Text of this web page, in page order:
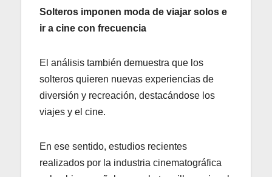
Solteros imponen moda de viajar solos e
ir a cine con frecuencia
El análisis también demuestra que los
solteros quieren nuevas experiencias de
diversión y recreación, destacándose los
viajes y el cine.
En ese sentido, estudios recientes
realizados por la industria cinematográfica